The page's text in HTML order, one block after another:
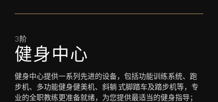
3阶
健身中心
健身中心提供一系列先进的设备，包括功能训练系统、跑
步机、多功能健身健美机、斜躺 式脚踏车及踏步机等，专
业的全职教练更准备就绪，为您提供最适当的健身指导；